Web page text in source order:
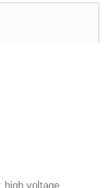
high voltage